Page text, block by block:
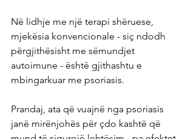
Në lidhje me një terapi shëruese,
mjekësia konvencionale - siç ndodh
përgjithësisht me sëmundjet
autoimune - është gjithashtu e
mbingarkuar me psoriasis.
Prandaj, ata që vuajnë nga psoriasis
janë mirënjohës për çdo kashtë që